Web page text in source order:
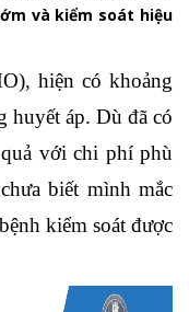
và kiểm soát hiệu
hiện có khoảng
huyết áp. Dù đã có
với chi phí phù
biết mình mắc
kiểm soát được